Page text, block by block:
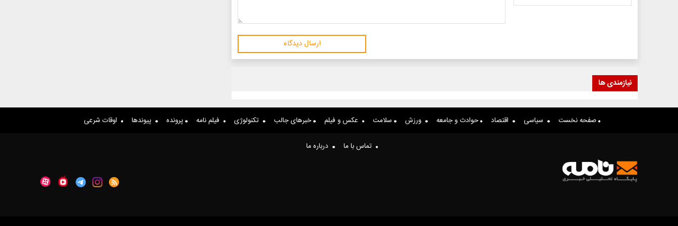
ارسال دیدگاه
نیازمندی ها
صفحه نخست سیاسی اقتصاد حوادث و جامعه ورزش سلامت عکس و فیلم خبرهای جالب تکنولوژی فیلم نامه پرونده پیوندها اوقات شرعی
تماس با ما درباره ما